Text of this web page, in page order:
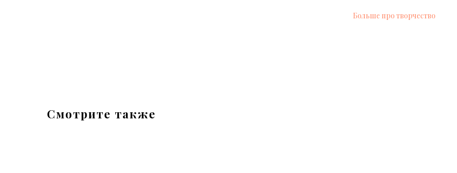
Больше про творчество
Смотрите также